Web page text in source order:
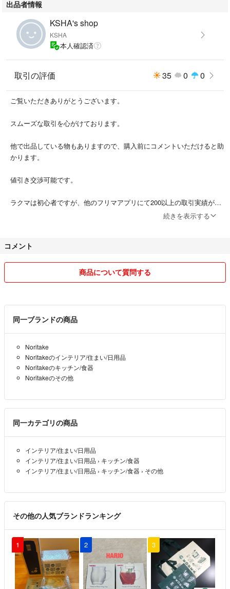
「ノリタケ YOSHINO ティーポット」
#ノリタケ
#9983J/T59563
#インテリア/住まい/日用品
#キッチン/食器
出品者情報
KSHA's shop
KSHA
本人確認済
取引の評価 35 0 0
ご覧いただきありがとうございます。
スムーズな取引を心がけております。
他で出品している物もありますので、購入前にコメントいただけると助
かります。
値引き交渉可能です。
ラクマは初心者ですが、他のフリマアプリにて200以上の取引実績があ
続きを表示する
コメント
商品について質問する
同一ブランドの商品
Noritake
Noritakeのインテリア/住まい/日用品
Noritakeのキッチン/食器
Noritakeのその他
同一カテゴリの商品
インテリア/住まい/日用品
インテリア/住まい/日用品 › キッチン/食器
インテリア/住まい/日用品 › キッチン/食器 › その他
その他の人気ブランドランキング
1 2 3